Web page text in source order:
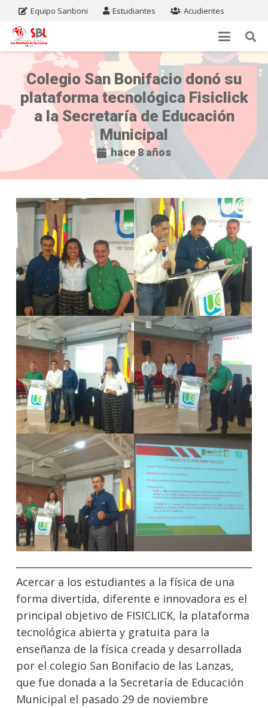
Equipo Sanboni Estudiantes Acudientes
Colegio San Bonifacio donó su
plataforma tecnológica Fisiclick
a la Secretaría de Educación
Municipal
hace 8 años
Acercar a los estudiantes a la física de una
forma divertida, diferente e innovadora es el
principal objetivo de FISICLICK, la plataforma
tecnológica abierta y gratuita para la
enseñanza de la física creada y desarrollada
por el colegio San Bonifacio de las Lanzas,
que fue donada a la Secretaría de Educación
Municipal el pasado 29 de noviembre